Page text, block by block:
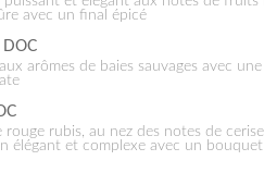
avec un final épicé
DOC
élégant et complexe avec un bouquet